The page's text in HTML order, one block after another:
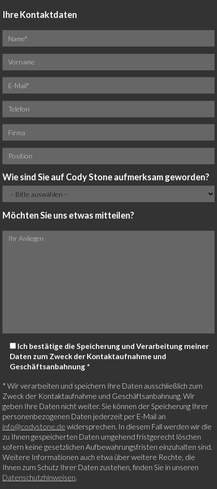
Ihre Kontaktdaten
Wie sind Sie auf Cody Stone aufmerksam geworden?
Möchten Sie uns etwas mitteilen?
Ich bestätige die Speicherung und Verarbeitung meiner
Daten zum Zweck der Kontaktaufnahme und
Geschäftsanbahnung *
* Wir verarbeiten und speichern Ihre Daten ausschließlich zum
Zweck der Kontaktaufnahme und Geschäftsanbahnung. Wir
geben Ihre Daten nicht weiter. Sie können der Speicherung Ihrer
personenbezogenen Daten jederzeit per E-Mail an
info@codystone.de widersprechen. In diesem Fall werden wir die
zu Ihnen gespeicherten Daten umgehend fristgerecht löschen
sofern keine gesetzlichen Aufbewahrungsfristen einzuhalten sind.
Weitere Informationen auch etwa über weitere Rechte, die
Ihnen zum Schutz Ihrer Daten zustehen, finden Sie in unseren
Datenschutzhinweisen